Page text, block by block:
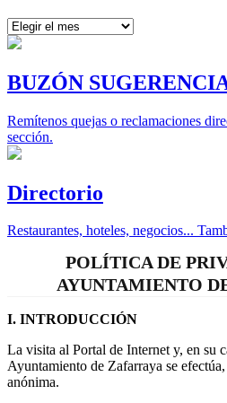
Archivos
BUZÓN
Remítenos quejas o reclamaciones
sección.
Directorio
Restaurantes, hoteles, negocios...
POLÍTICA DE
AYUNTAMIENTO
I. INTRODUCCIÓN
La visita al Portal de Internet y, en su
Ayuntamiento de Zafarraya se
anónima.